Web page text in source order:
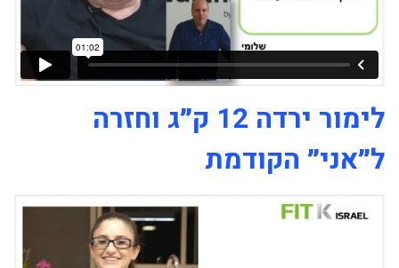
לימור ירדה 12 ק״ג וחזרה
ל״אני״ הקודמת